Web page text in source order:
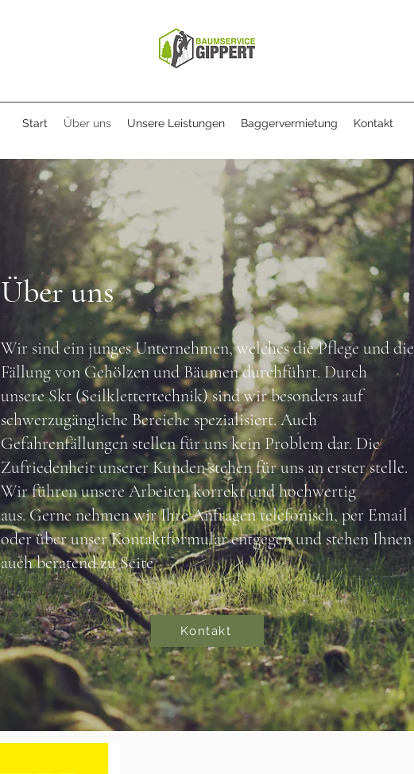
Start Über uns Unsere Leistungen Baggervermietung Kontakt
Über uns
Wir sind ein junges Unternehmen, welches die Pflege und die
Fällung von Gehölzen und Bäumen durchführt. Durch
unsere Skt (Seilklettertechnik) sind wir besonders auf
schwerzugängliche Bereiche spezialisiert. Auch
Gefahrenfällungen stellen für uns kein Problem dar. Die
Zufriedenheit unserer Kunden stehen für uns an erster stelle.
Wir führen unsere Arbeiten korrekt und hochwertig
aus. Gerne nehmen wir Ihre Anfragen telefonisch, per Email
oder über unser Kontaktformular entgegen und stehen Ihnen
auch beratend zu Seite
Kontakt